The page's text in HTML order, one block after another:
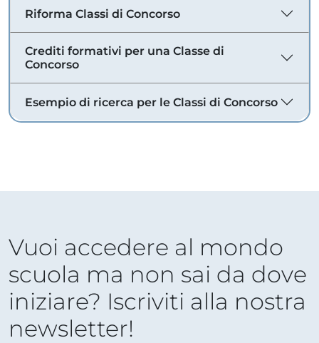
Riforma Classi di Concorso
Crediti formativi per una Classe di
Concorso
Esempio di ricerca per le Classi di Concorso
Vuoi accedere al mondo
scuola ma non sai da dove
iniziare? Iscriviti alla nostra
newsletter!